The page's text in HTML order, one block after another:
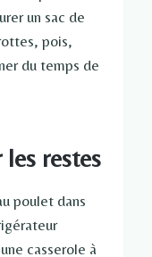
un sac de
pois,
du temps de
restes
poulet dans
casserole à